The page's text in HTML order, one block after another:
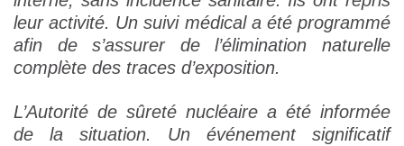
leur activité. Un suivi médical a été programmé
afin de s’assurer de l’élimination naturelle
complète des traces d’exposition.
L’Autorité de sûreté nucléaire a été informée
de la situation. Un événement significatif